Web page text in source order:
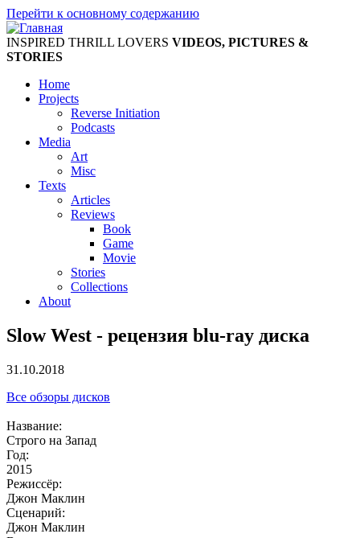
Перейти к основному содержанию
INSPIRED THRILL LOVERS VIDEOS, PICTURES &
STORIES
Home
Projects
Reverse Initiation
Podcasts
Media
Art
Misc
Texts
Articles
Reviews
Book
Game
Movie
Stories
Collections
About
Slow West - рецензия blu-ray диска
31.10.2018
Все обзоры дисков
Название:
Строго на Запад
Год:
2015
Режиссёр:
Джон Маклин
Сценарий:
Джон Маклин